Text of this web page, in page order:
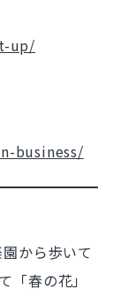
up/
business/
から歩いて
「春の花」